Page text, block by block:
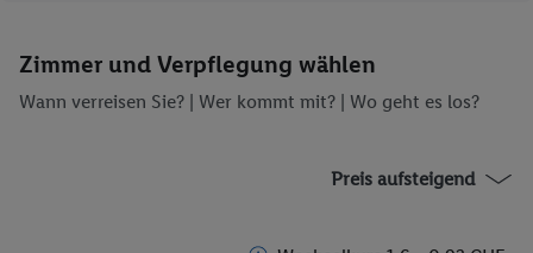
Zimmer und Verpflegung wählen
Wann verreisen Sie? | Wer kommt mit? | Wo geht es los?
Preis aufsteigend